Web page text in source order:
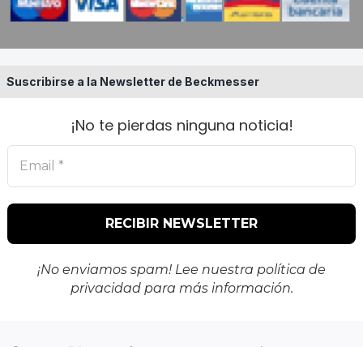
Suscribirse a la Newsletter de Beckmesser
¡No te pierdas ninguna noticia!
¡No enviamos spam! Lee nuestra política de
privacidadpara más información.